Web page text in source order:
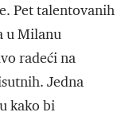
Pet talentovanih
u Milanu
radeći na
Jedna
kako bi